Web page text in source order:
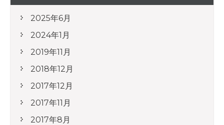
2025年6月
2024年1月
2019年11月
2018年12月
2017年12月
2017年11月
2017年8月